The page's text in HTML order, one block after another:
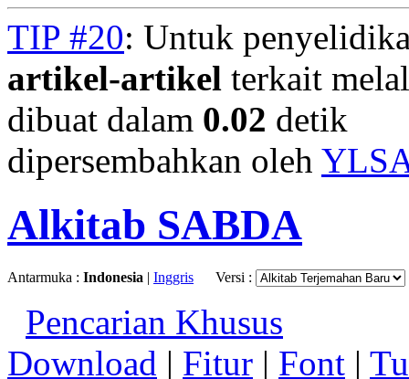
TIP #20: Untuk
artikel-artikel terkait
dibuat dalam 0.02 detik
dipersembahkan oleh
Alkitab SABDA
Antarmuka : Indonesia | Inggris Versi :
Pencarian Khusus
Download | Fitur | Font |